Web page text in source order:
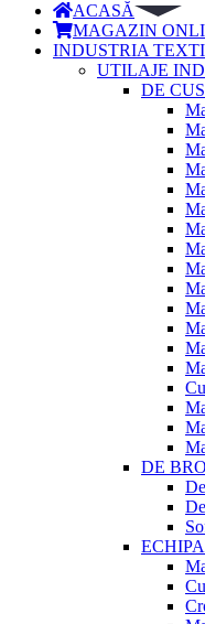
ACASĂ
MAGAZIN
INDUSTRIA
UTILAJE
DE
DE